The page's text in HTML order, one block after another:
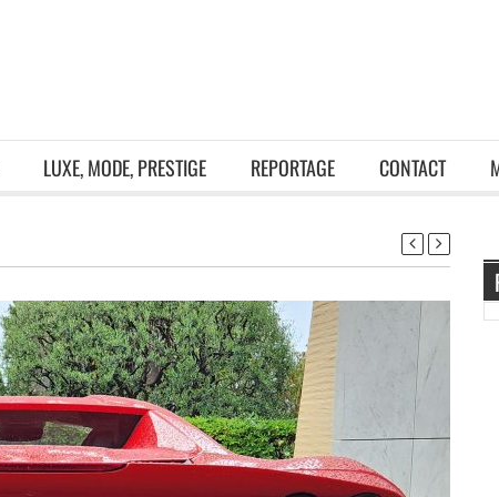
LUXE, MODE, PRESTIGE REPORTAGE CONTACT